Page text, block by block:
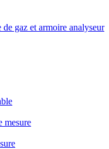
de gaz et armoire analyseur
mesure